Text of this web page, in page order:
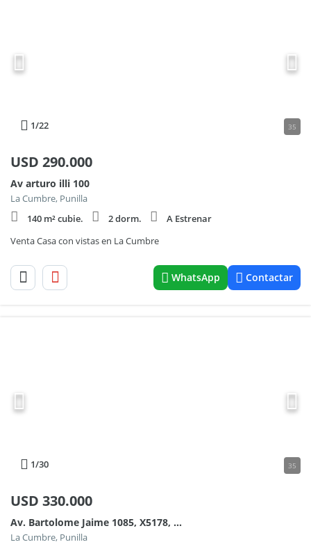
1/22 35
USD 290.000
Av arturo illi 100
La Cumbre, Punilla
140 m² cubie.
2 dorm.
A Estrenar
Venta Casa con vistas en La Cumbre
WhatsApp Contactar
1/30 35
USD 330.000
Av. Bartolome Jaime 1085, X5178, Córdoba, Argentin 1100
La Cumbre, Punilla